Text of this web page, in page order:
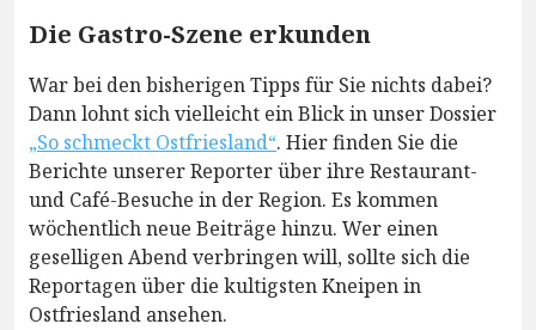
Die Gastro-Szene erkunden
War bei den bisherigen Tipps für Sie nichts dabei?
Dann lohnt sich vielleicht ein Blick in unser Dossier
„So schmeckt Ostfriesland“. Hier finden Sie die
Berichte unserer Reporter über ihre Restaurant-
und Café-Besuche in der Region. Es kommen
wöchentlich neue Beiträge hinzu. Wer einen
geselligen Abend verbringen will, sollte sich die
Reportagen über die kultigsten Kneipen in
Ostfriesland ansehen.